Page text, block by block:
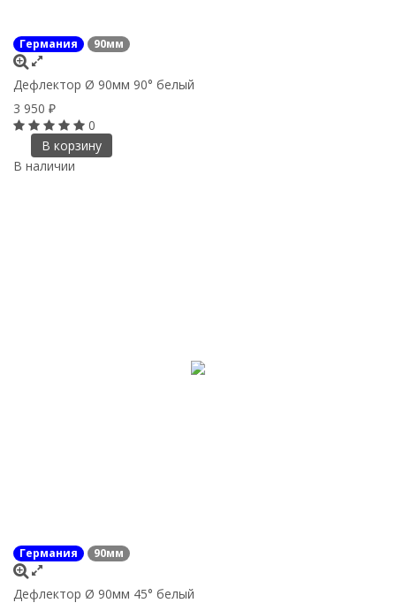
Германия 90мм
Дефлектор Ø 90мм 90° белый
3 950 ₽
0
В корзину
В наличии
Германия 90мм
Дефлектор Ø 90мм 45° белый